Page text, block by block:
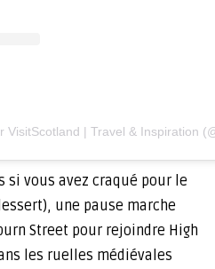
VisitScotland | Travel & Inspiration
si vous avez craqué pour le
une pause marche
Street pour rejoindre High
les ruelles médiévales